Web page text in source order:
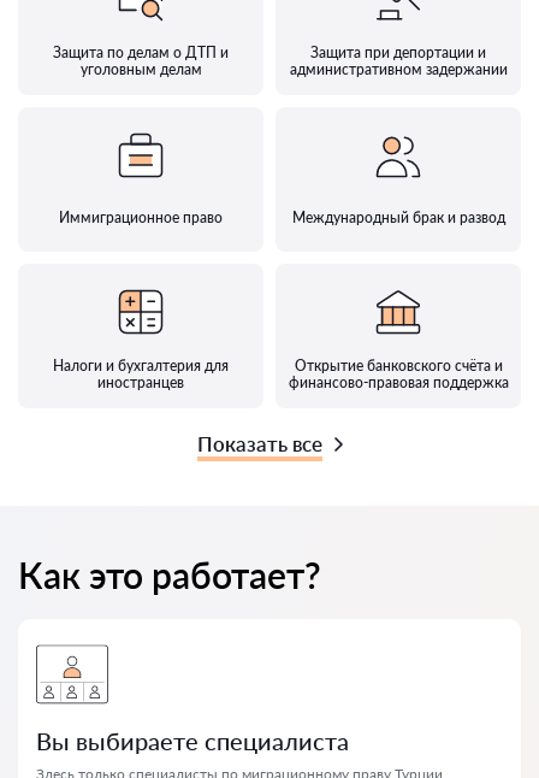
Защита по делам о ДТП и
уголовным делам
Защита при депортации и
административном задержании
Иммиграционное право Международный брак и развод
Налоги и бухгалтерия для
иностранцев
Открытие банковского счёта и
финансово-правовая поддержка
Показать все
Как это работает?
Вы выбираете специалиста
Здесь только специалисты по миграционному праву Турции.